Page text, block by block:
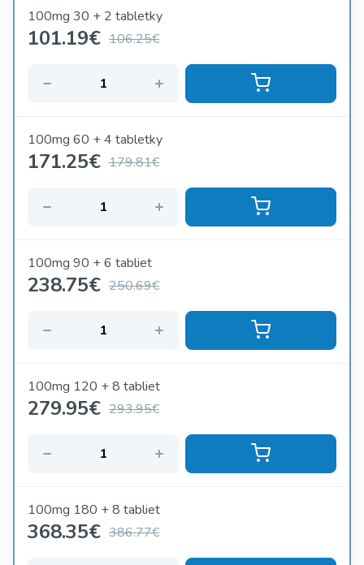
100mg 30 + 2 tabletky
101.19€ 106.25€
100mg 60 + 4 tabletky
171.25€ 179.81€
100mg 90 + 6 tabliet
238.75€ 250.69€
100mg 120 + 8 tabliet
279.95€ 293.95€
100mg 180 + 8 tabliet
368.35€ 386.77€